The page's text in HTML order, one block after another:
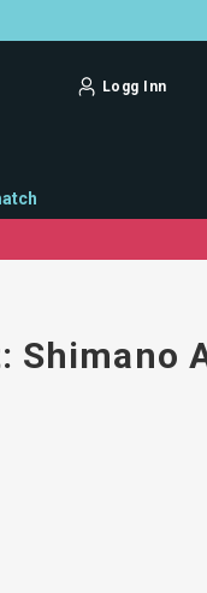
Logg Inn
Shimano